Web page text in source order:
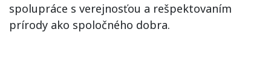
spolupráce s verejnosťou a rešpektovaním
prírody ako spoločného dobra.